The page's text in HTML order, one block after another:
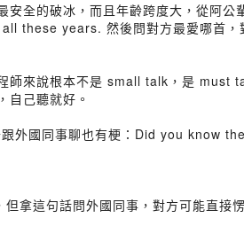
全的破冰，而且年齡跨度大，從阿公
these years. 然後問對方最愛哪首，
師來說根本不是 small talk，是 must
己聽就好。
外國同事聊也有梗：Did you know
拿這句話問外國同事，對方可能直接愣